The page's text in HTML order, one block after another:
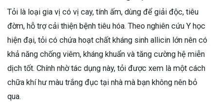
Tỏi là loại gia vị có vị cay, tính ấm, dùng để giải độc, tiêu
đờm, hỗ trợ cải thiện bệnh tiêu hóa. Theo nghiên cứu Y học
hiện đại, tỏi có chứa hoạt chất kháng sinh allicin lớn nên có
khả năng chống viêm, kháng khuẩn và tăng cường hệ miễn
dịch tốt. Chính nhờ tác dụng này, tỏi được xem là một cách
chữa khí hư màu trắng đục tại nhà mà bạn không nên bỏ
qua.